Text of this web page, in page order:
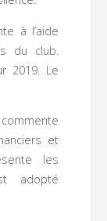
à l’aide
du club.
2019. Le
et
les
adopté